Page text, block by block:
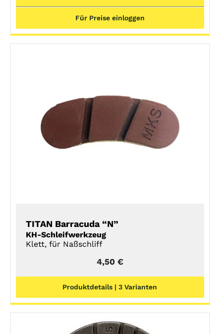
Für Preise einloggen
DETAILS
TITAN Barracuda “N”
KH-Schleifwerkzeug
Klett, für Naßschliff
4,50 €
Produktdetails | 3 Varianten